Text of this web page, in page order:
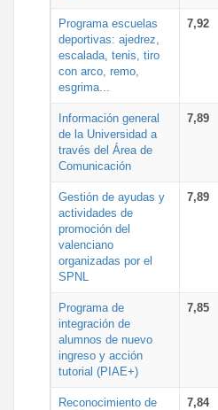
Programa escuelas
deportivas: ajedrez,
escalada, tenis, tiro
con arco, remo,
esgrima...
7,92
Información general
de la Universidad a
través del Área de
Comunicación
7,89
Gestión de ayudas y
actividades de
promoción del
valenciano
organizadas por el
SPNL
7,89
Programa de
integración de
alumnos de nuevo
ingreso y acción
tutorial (PIAE+)
7,85
Reconocimiento de
7,84